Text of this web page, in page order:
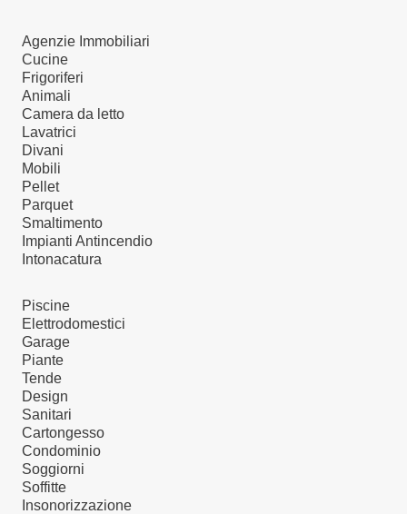
Agenzie Immobiliari
Cucine
Frigoriferi
Animali
Camera da letto
Lavatrici
Divani
Mobili
Pellet
Parquet
Smaltimento
Impianti Antincendio
Intonacatura
Piscine
Elettrodomestici
Garage
Piante
Tende
Design
Sanitari
Cartongesso
Condominio
Soggiorni
Soffitte
Insonorizzazione